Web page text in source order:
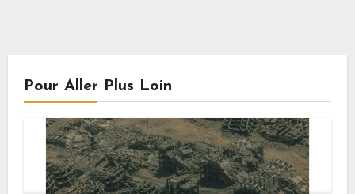
Pour Aller Plus Loin